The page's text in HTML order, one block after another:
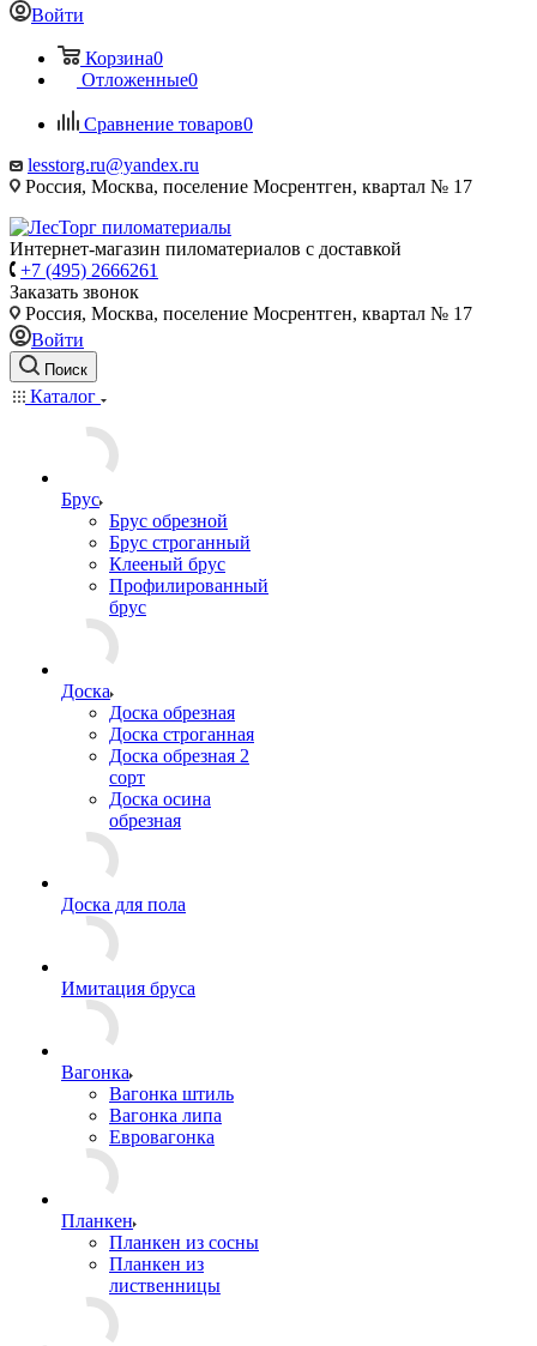
Войти
Корзина0
Отложенные0
Сравнение товаров0
lesstorg.ru@yandex.ru
Россия, Москва, поселение Мосрентген, квартал № 17
Интернет-магазин пиломатериалов с доставкой
+7 (495) 2666261
Заказать звонок
Россия, Москва, поселение Мосрентген, квартал № 17
Войти
Поиск
Каталог
Брус
Брус обрезной
Брус строганный
Клееный брус
Профилированный
брус
Доска
Доска обрезная
Доска строганная
Доска обрезная 2
сорт
Доска осина
обрезная
Доска для пола
Имитация бруса
Вагонка
Вагонка штиль
Вагонка липа
Евровагонка
Планкен
Планкен из сосны
Планкен из
лиственницы